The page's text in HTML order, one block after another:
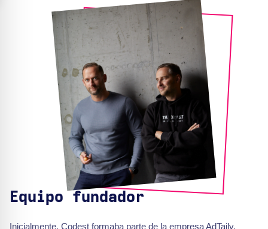
Equipo fundador
Inicialmente, Codest formaba parte de la empresa AdTaily,